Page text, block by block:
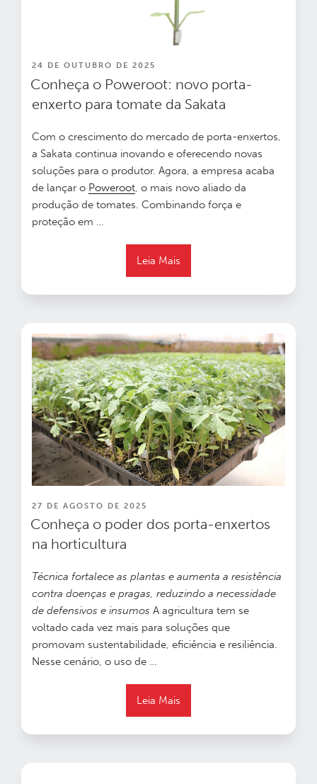
PUBLICADO
EM
24 DE OUTUBRO DE 2025
Conheça o Poweroot: novo porta-
enxerto para tomate da Sakata
Com o crescimento do mercado de porta-enxertos,
a Sakata continua inovando e oferecendo novas
soluções para o produtor. Agora, a empresa acaba
de lançar o Poweroot, o mais novo aliado da
produção de tomates. Combinando força e
proteção em …
Leia Mais
PUBLICADO
EM
27 DE AGOSTO DE 2025
Conheça o poder dos porta-enxertos
na horticultura
Técnica fortalece as plantas e aumenta a resistência
contra doenças e pragas, reduzindo a necessidade
de defensivos e insumos A agricultura tem se
voltado cada vez mais para soluções que
promovam sustentabilidade, eficiência e resiliência.
Nesse cenário, o uso de …
Leia Mais